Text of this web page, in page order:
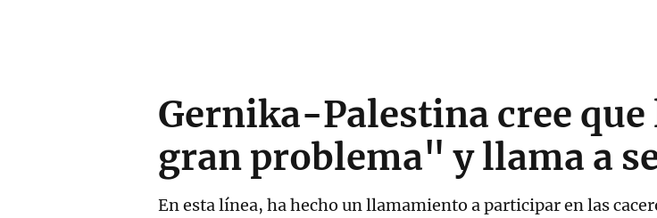
Gernika-Palestina cree
gran problema" y llama a
En esta línea, ha hecho un llamamiento a participar en las